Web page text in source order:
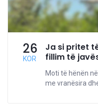
26
KOR
Ja si pritet
fillim të
Moti të hënën
me vranësira